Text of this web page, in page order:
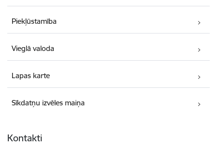
Piekļūstamība
Vieglā valoda
Lapas karte
Sīkdatņu izvēles maiņa
Kontakti